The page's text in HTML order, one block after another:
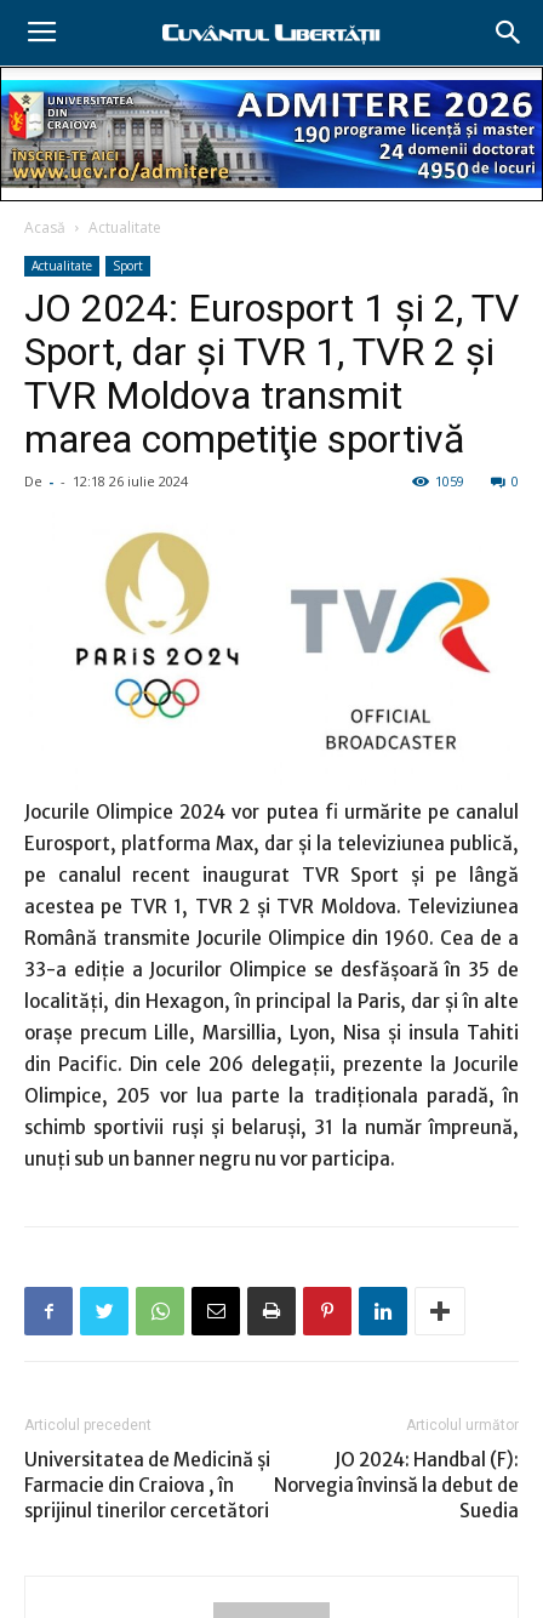
Acasă Actualitate
Actualitate Sport
JO 2024: Eurosport 1 şi 2, TV
Sport, dar şi TVR 1, TVR 2 şi
TVR Moldova transmit
marea competiţie sportivă
De - - 12:18 26 iulie 2024 0
1059
Jocurile Olimpice 2024 vor putea fi urmărite pe canalul
Eurosport, platforma Max, dar şi la televiziunea publică,
pe canalul recent inaugurat TVR Sport şi pe lângă
acestea pe TVR 1, TVR 2 şi TVR Moldova. Televiziunea
Română transmite Jocurile Olimpice din 1960. Cea de a
33-a ediţie a Jocurilor Olimpice se desfăşoară în 35 de
localităţi, din Hexagon, în principal la Paris, dar şi în alte
oraşe precum Lille, Marsillia, Lyon, Nisa şi insula Tahiti
din Pacific. Din cele 206 delegaţii, prezente la Jocurile
Olimpice, 205 vor lua parte la tradiţionala paradă, în
schimb sportivii ruşi şi belaruşi, 31 la număr împreună,
unuţi sub un banner negru nu vor participa.
Articolul precedent
Universitatea de Medicină şi
Farmacie din Craiova , în
sprijinul tinerilor cercetători
Articolul următor
JO 2024: Handbal (F):
Norvegia învinsă la debut de
Suedia